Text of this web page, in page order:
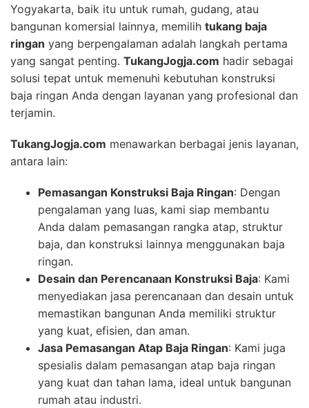
Yogyakarta, baik itu untuk rumah, gudang, atau
bangunan komersial lainnya, memilih tukang baja
ringan yang berpengalaman adalah langkah pertama
yang sangat penting. TukangJogja.com hadir sebagai
solusi tepat untuk memenuhi kebutuhan konstruksi
baja ringan Anda dengan layanan yang profesional dan
terjamin.
TukangJogja.com menawarkan berbagai jenis layanan,
antara lain:
Pemasangan Konstruksi Baja Ringan: Dengan
pengalaman yang luas, kami siap membantu
Anda dalam pemasangan rangka atap, struktur
baja, dan konstruksi lainnya menggunakan baja
ringan.
Desain dan Perencanaan Konstruksi Baja: Kami
menyediakan jasa perencanaan dan desain untuk
memastikan bangunan Anda memiliki struktur
yang kuat, efisien, dan aman.
Jasa Pemasangan Atap Baja Ringan: Kami juga
spesialis dalam pemasangan atap baja ringan
yang kuat dan tahan lama, ideal untuk bangunan
rumah atau industri.